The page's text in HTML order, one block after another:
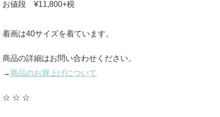
お値段 ¥11,800+税
着画は40サイズを着ています。
商品の詳細はお問い合わせください。
→商品のお買上げについて
☆ ☆ ☆